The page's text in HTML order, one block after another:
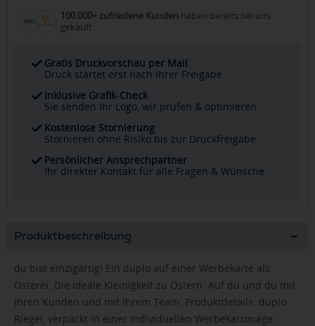
100.000+ zufriedene Kunden haben bereits bei uns
gekauft
Gratis Druckvorschau per Mail
Druck startet erst nach Ihrer Freigabe
Inklusive Grafik-Check
Sie senden Ihr Logo, wir prüfen & optimieren
Kostenlose Stornierung
Stornieren ohne Risiko bis zur Druckfreigabe
Persönlicher Ansprechpartner
Ihr direkter Kontakt für alle Fragen & Wünsche
Produktbeschreibung
du bist einzigartig! Ein duplo auf einer Werbekarte als
Osterei. Die ideale Kleinigkeit zu Ostern: Auf du und du mit
Ihren Kunden und mit Ihrem Team. Produktdetails: duplo
Riegel, verpackt in einer individuellen Werbekartonage.